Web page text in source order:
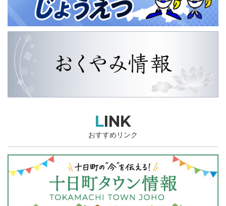
LINK
おすすめリンク